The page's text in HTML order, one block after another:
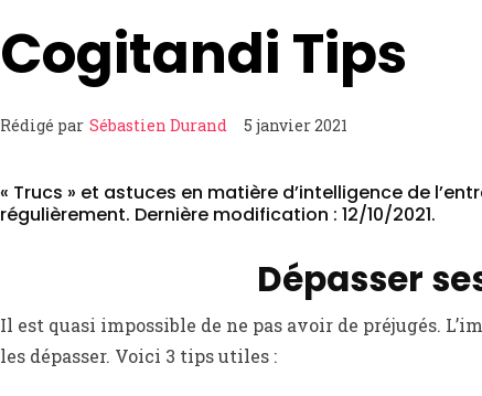
Cogitandi Tips
Rédigé par Sébastien Durand 5 janvier 2021
« Trucs » et astuces en matière d’intelligence de
régulièrement. Dernière modification : 12/10/2021.
Dépasser
Il est quasi impossible de ne pas avoir de préjugés.
les dépasser. Voici 3 tips utiles :